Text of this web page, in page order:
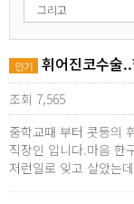
인기 휘어진코수술
조회 7,565
중학교때 부터 콧등의
직장인 입니다.마음 한
저런일로 잊고 살았는